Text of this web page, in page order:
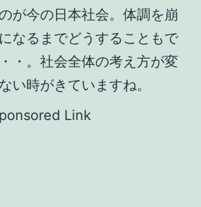
が今の日本社会。体調を崩
なるまでどうすることもで
・。社会全体の考え方が変
い時がきていますね。
Link